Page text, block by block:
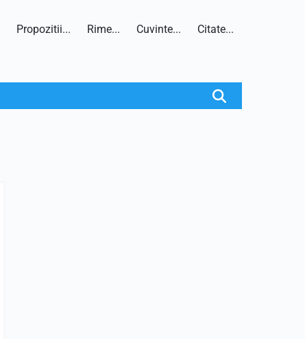
Propozitii... Rime... Cuvinte... Citate...